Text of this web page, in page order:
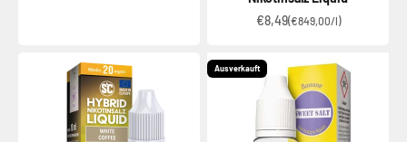
Angebot
€8,49(€849,00/l)
Ausverkauft